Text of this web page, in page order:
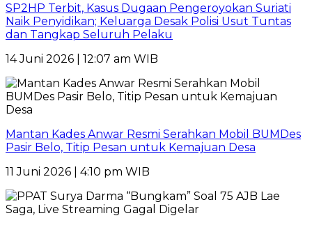
SP2HP Terbit, Kasus Dugaan Pengeroyokan Suriati
Naik Penyidikan; Keluarga Desak Polisi Usut Tuntas
dan Tangkap Seluruh Pelaku
14 Juni 2026 | 12:07 am WIB
Mantan Kades Anwar Resmi Serahkan Mobil BUMDes
Pasir Belo, Titip Pesan untuk Kemajuan Desa
11 Juni 2026 | 4:10 pm WIB